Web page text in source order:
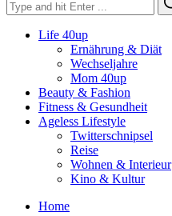
Life 40up
Ernährung & Diät
Wechseljahre
Mom 40up
Beauty & Fashion
Fitness & Gesundheit
Ageless Lifestyle
Twitterschnipsel
Reise
Wohnen & Interieur
Kino & Kultur
Home